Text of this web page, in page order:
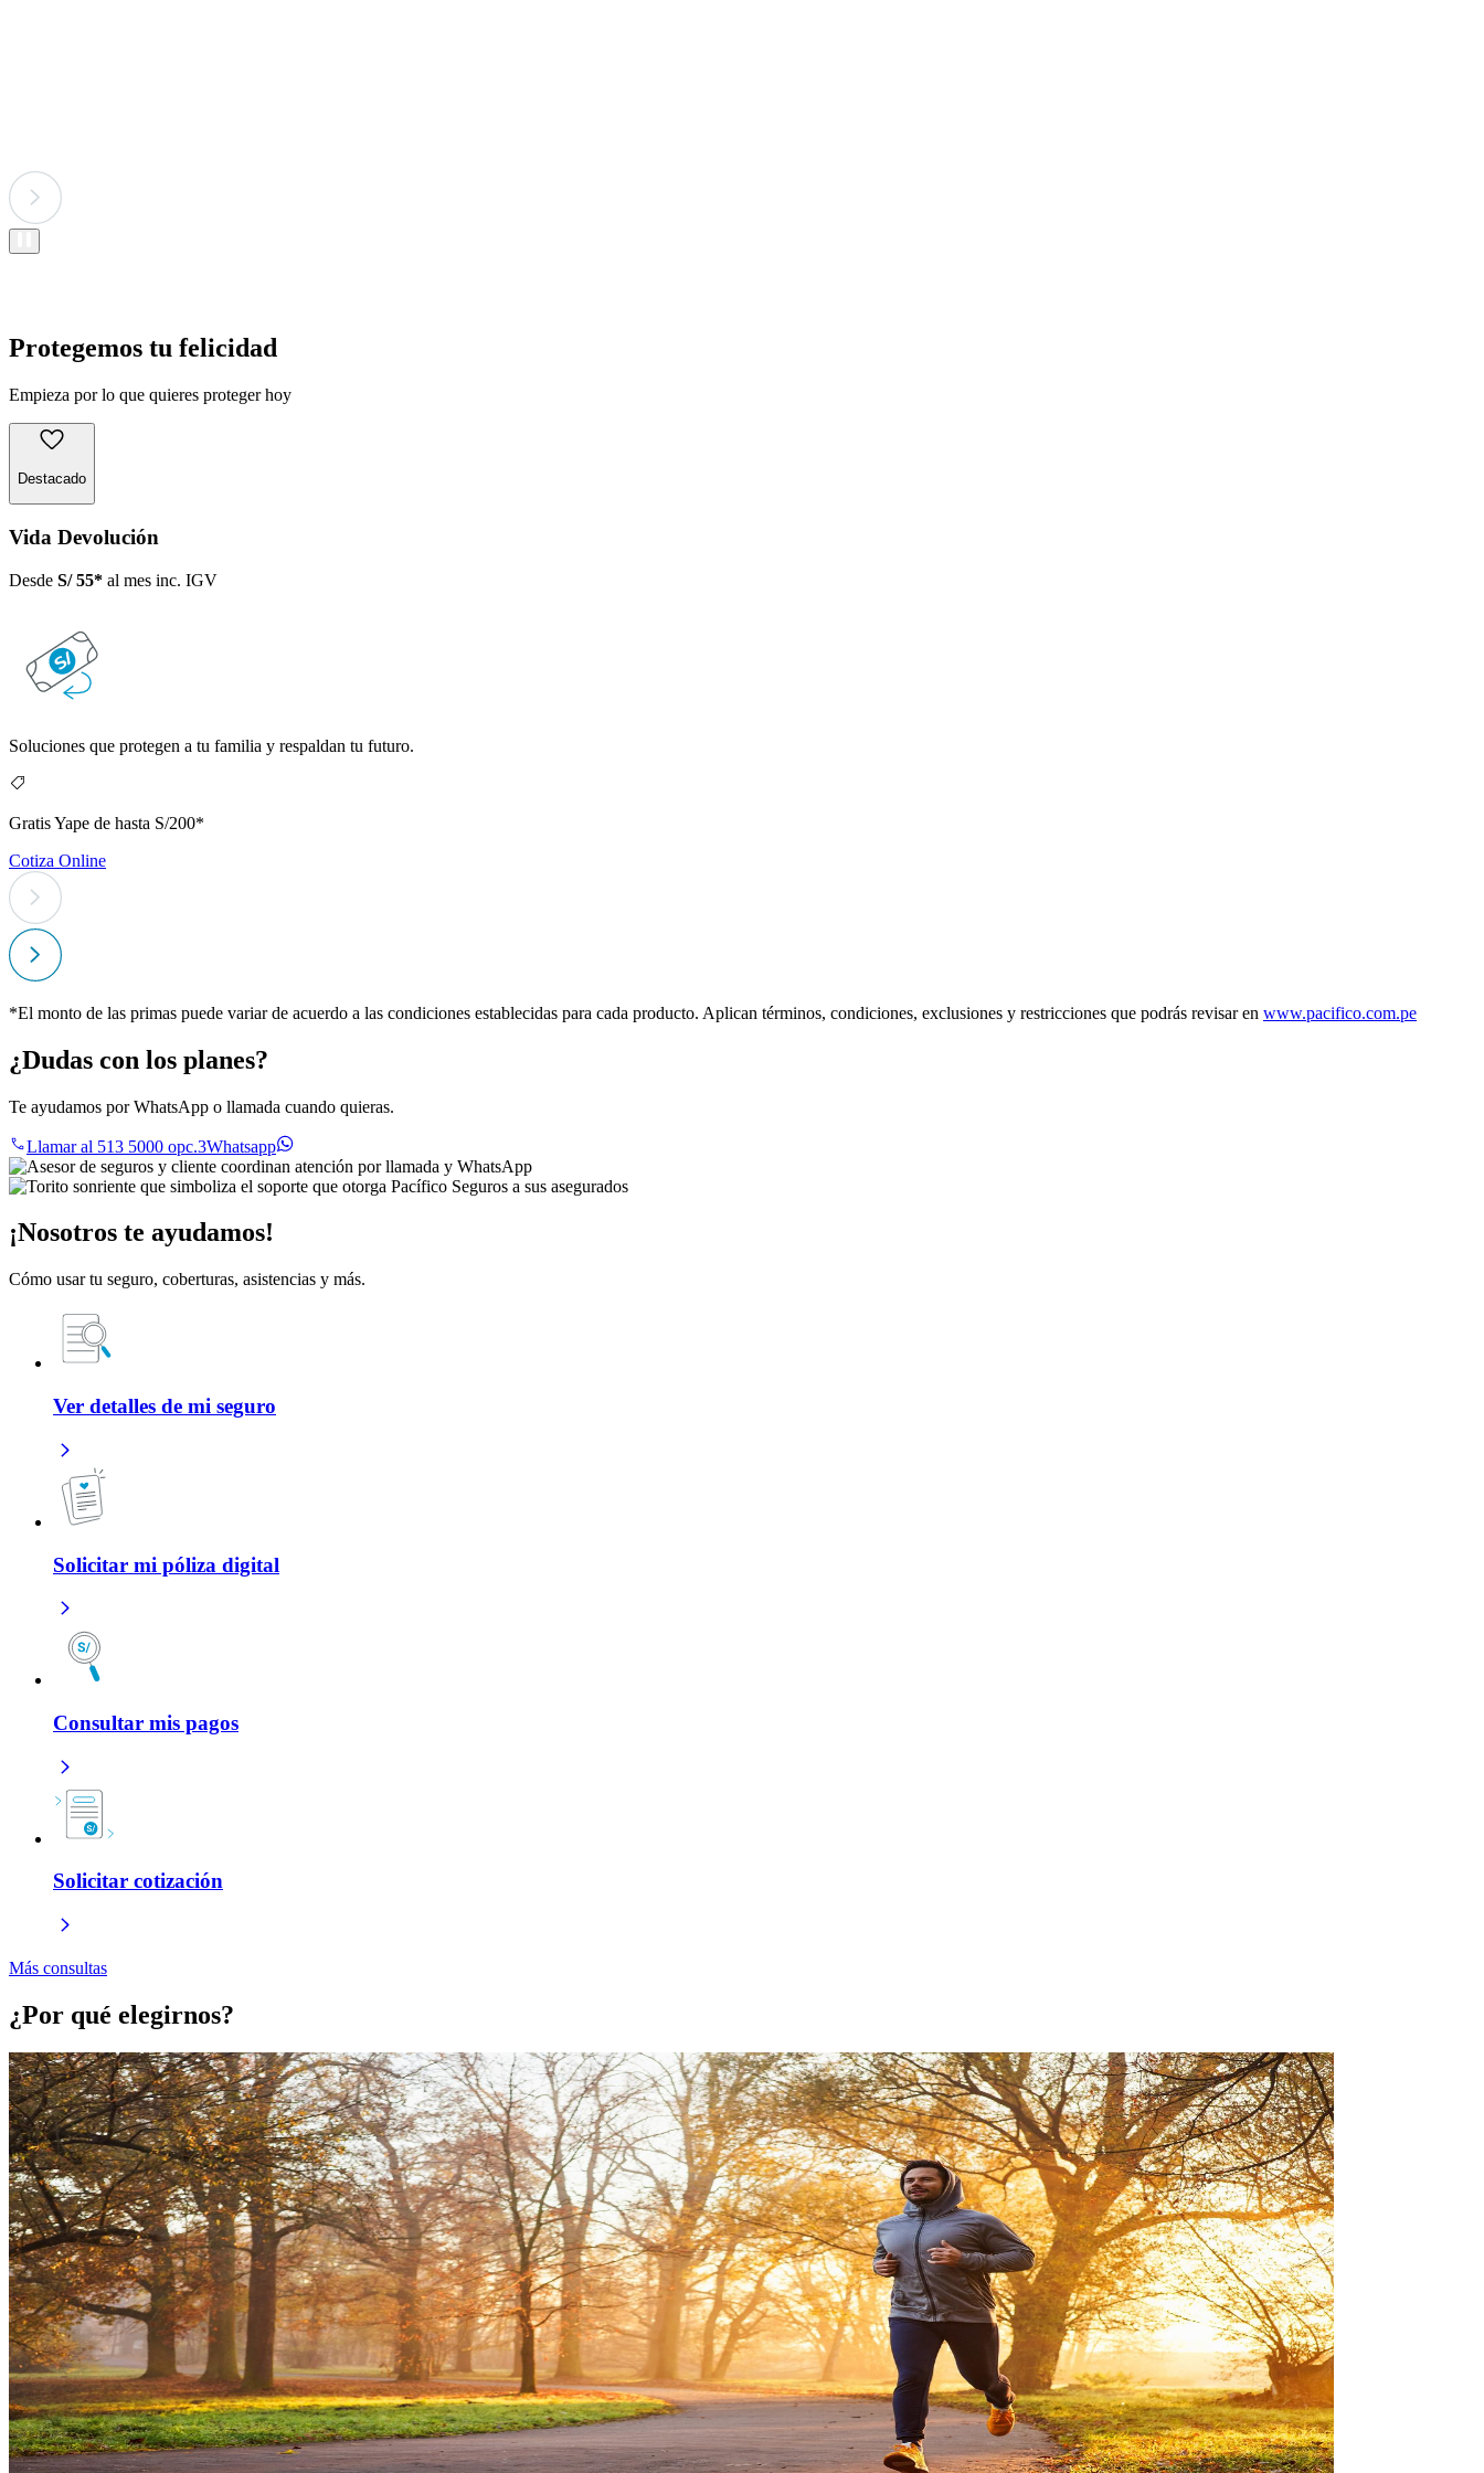
Protegemos tu felicidad
Empieza por lo que quieres proteger hoy
Destacado
Vida Devolución
Desde S/ 55* al mes inc. IGV
Soluciones que protegen a tu familia y respaldan tu futuro.
Gratis Yape de hasta S/200*
Cotiza Online
*El monto de las primas puede variar de acuerdo a las condiciones establecidas para cada producto. Aplican términos, condiciones, exclusiones y restricciones que podrás revisar en www.pacifico.com.pe
¿Dudas con los planes?
Te ayudamos por WhatsApp o llamada cuando quieras.
Llamar al 513 5000 opc.3Whatsapp
¡Nosotros te ayudamos!
Cómo usar tu seguro, coberturas, asistencias y más.
Ver detalles de mi seguro
Solicitar mi póliza digital
Consultar mis pagos
Solicitar cotización
Más consultas
¿Por qué elegirnos?